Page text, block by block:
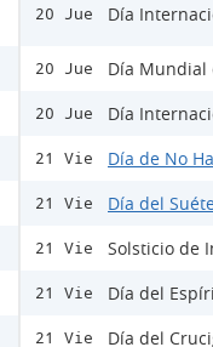
20 Jue Día
20 Jue Día Mundial
20 Jue Día
21 Vie Día de No
21 Vie Día del
21 Vie Solsticio de
21 Vie Día del
21 Vie Día del